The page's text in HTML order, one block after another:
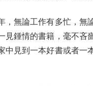
論工作有多忙，無論
見鍾情的書籍，毫不吝
中見到一本好書或者一